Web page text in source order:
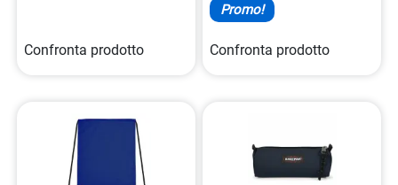
Confronta prodotto
Promo!
Confronta prodotto